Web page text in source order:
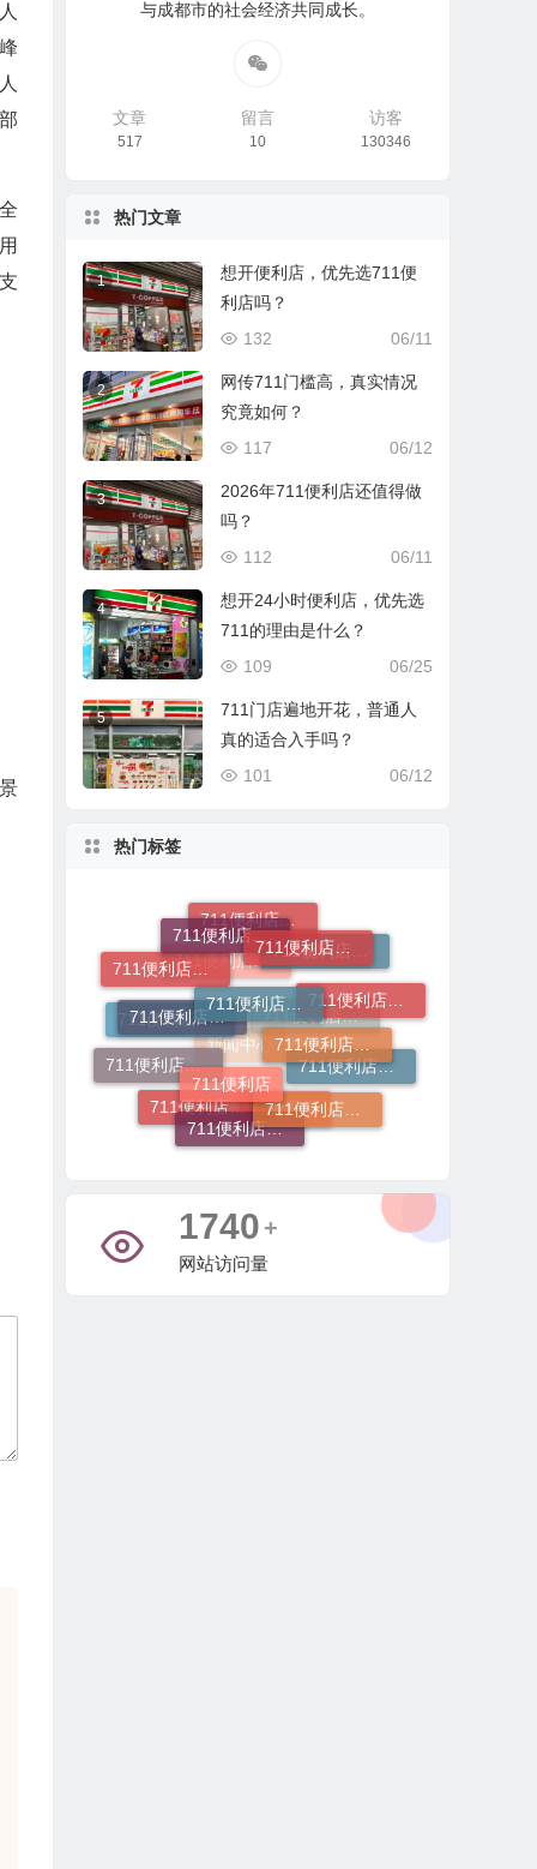
与成都市的社会经济共同成长。
文章
517
留言
10
访客
130346
热门文章
1
想开便利店，优先选711便
利店吗？
06/11
132
2
网传711门槛高，真实情况
究竟如何？
06/12
117
3
2026年711便利店还值得做
吗？
06/11
112
4
想开24小时便利店，优先选
711的理由是什么？
06/25
109
5
711门店遍地开花，普通人
真的适合入手吗？
06/12
101
热门标签
711便利店运营支持政策
711便利店加盟
711便利店加盟总部
711便利店利润分成模式
新闻中心
711便利店开店
711便利店加盟电话 711便利店加盟条件有哪些
711便利店加盟条件
行业新闻
711便利店加盟流程
711便利店加盟费
711便利店投资金额
711便利店加盟费及条件
711便利店加盟申请
711便利店加盟费用明细
711便利店
3367 +
网站访问量